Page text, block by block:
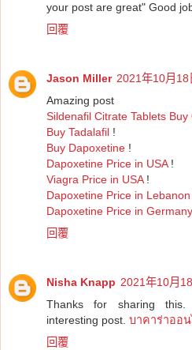
your post are great" Good
回覆
Jason Miller 2021年10月
Amazing post
Sildenafil Citrate Tablets Buy
Buy Tadalafil !
Buy Dapoxetine !
Dapoxetine Price in USA!
Viagra Price in USA!
Dapoxetine Price in Lebanon
Dapoxetine Price in Germany
回覆
Nisha Knapp 2021年10月
Thanks for sharing
interesting post. บาคาร่าออ
回覆